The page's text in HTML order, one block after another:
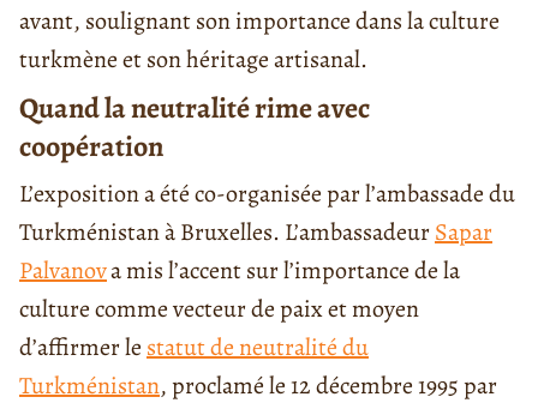
avant, soulignant son importance dans la culture
turkmène et son héritage artisanal.
Quand la neutralité rime avec
coopération
L’exposition a été co-organisée par l’ambassade du
Turkménistan à Bruxelles. L’ambassadeurSapar
Palvanova mis l’accent sur l’importance de la
culture comme vecteur de paix et moyen
d’affirmer le statut de neutralité du
Turkménistan, proclamé le 12 décembre 1995 par